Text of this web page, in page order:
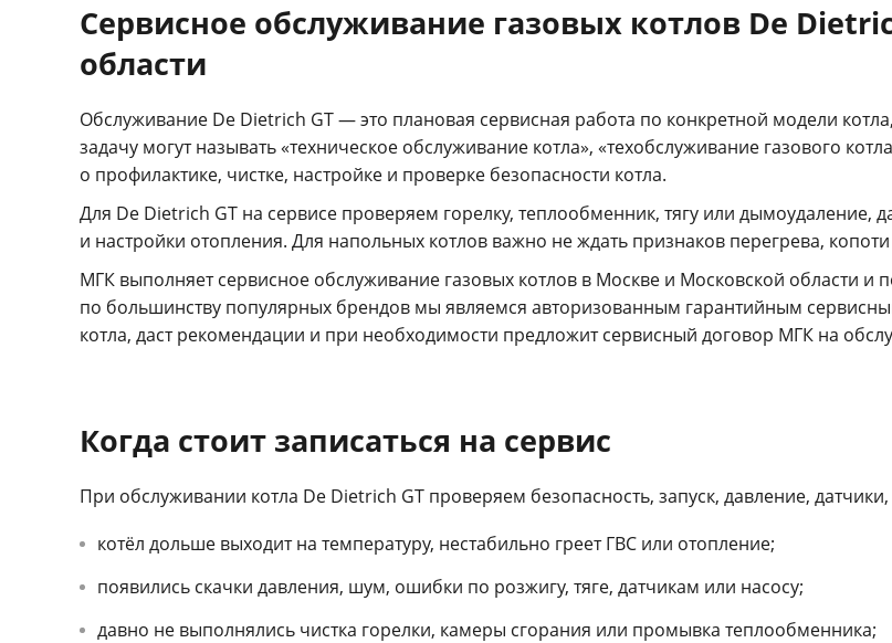
Сервисное обслуживание газовых котлов De
области
Обслуживание De Dietrich GT — это плановая сервисная работа по конкретной модели
задачу могут называть «техническое обслуживание котла», «техобслуживание газового
о профилактике, чистке, настройке и проверке безопасности котла.
Для De Dietrich GT на сервисе проверяем горелку, теплообменник, тягу или дымоудаление,
и настройки отопления. Для напольных котлов важно не ждать признаков перегрева,
МГК выполняет сервисное обслуживание газовых котлов в Москве и Московской области
по большинству популярных брендов мы являемся авторизованным гарантийным
котла, даст рекомендации и при необходимости предложит сервисный договор МГК на
Когда стоит записаться на сервис
При обслуживании котла De Dietrich GT проверяем безопасность, запуск, давление,
котёл дольше выходит на температуру, нестабильно греет ГВС или отопление;
появились скачки давления, шум, ошибки по розжигу, тяге, датчикам или насосу;
давно не выполнялись чистка горелки, камеры сгорания или промывка теплообменника;